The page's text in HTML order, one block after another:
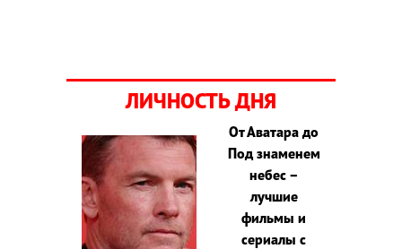
ЛИЧНОСТЬ ДНЯ
От Аватара до
Под знаменем
небес –
лучшие
фильмы и
сериалы с